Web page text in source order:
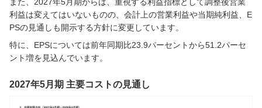
利益は変えてはいないものの、会計上の営業利益や当期純利益、E
PSの見通しも開示する方針に変更しています。
特に、EPSについては前年同期比23.9パーセントから51.2パーセ
ント増を見込んでいます。
2027年5月期 主要コストの見通し